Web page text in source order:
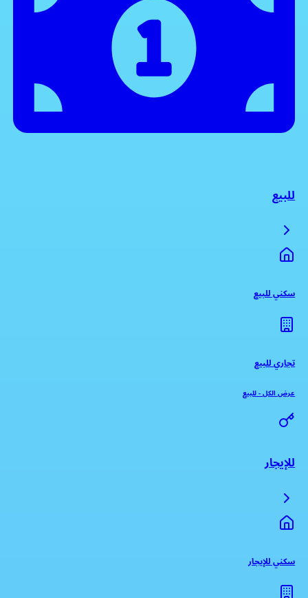
للبيع
سكني للبيع
تجاري للبيع
عرض الكل-للبيع
للإيجار
سكني للإيجار